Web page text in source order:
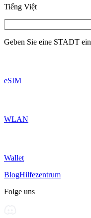
Tiếng Việt
Geben Sie eine STADT ein
eSIM
WLAN
Wallet
BlogHilfezentrum
Folge uns